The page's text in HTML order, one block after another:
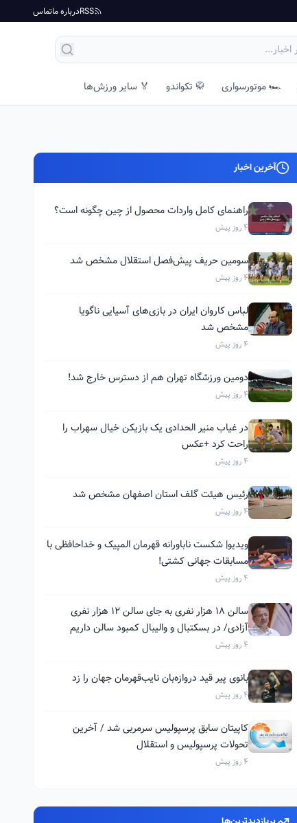
RSSدرباره ماتماس
🏎️ موتورسواری 🥋 تکواندو 🏅 سایر ورزش‌ها
آخرین اخبار
راهنمای کامل واردات محصول از چین چگونه است؟
4 روز پیش
سومین حریف پیش‌فصل استقلال مشخص شد
4 روز پیش
لباس کاروان ایران در بازی‌های آسیایی ناگویا
مشخص شد
4 روز پیش
دومین ورزشگاه تهران هم از دسترس خارج شد!
4 روز پیش
در غیاب منیر الحدادی یک بازیکن خیال سهراب را
راحت کرد +عکس
4 روز پیش
رئیس هیئت گلف استان اصفهان مشخص شد
4 روز پیش
ویدیو| شکست ناباورانه قهرمان المپیک و خداحافظی با
مسابقات جهانی کشتی!
4 روز پیش
سالن ۱۸ هزار نفری به جای سالن ۱۲ هزار نفری
آزادی/ در بسکتبال و والیبال کمبود سالن داریم
4 روز پیش
بانوی پیر قید دروازه‌بان نایب‌قهرمان جهان را زد
4 روز پیش
کاپیتان سابق پرسپولیس سرمربی شد / آخرین
تحولات پرسپولیس و استقلال
4 روز پیش